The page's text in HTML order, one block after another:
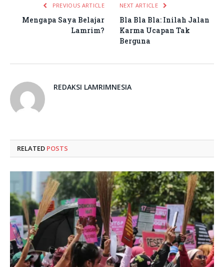
PREVIOUS ARTICLE
Mengapa Saya Belajar
Lamrim?
NEXT ARTICLE
Bla Bla Bla: Inilah Jalan
Karma Ucapan Tak
Berguna
REDAKSI LAMRIMNESIA
RELATED POSTS